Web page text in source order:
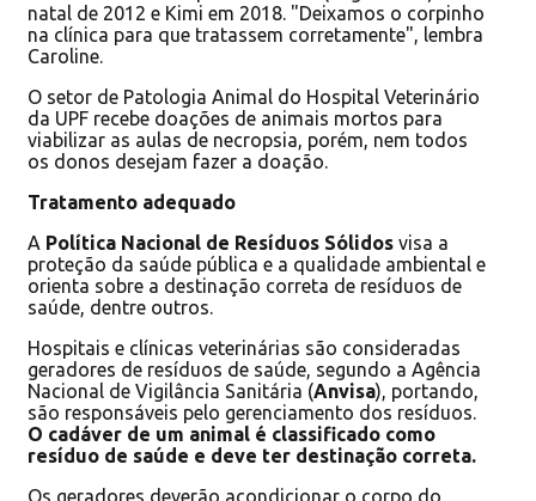
natal de 2012 e Kimi em 2018. "Deixamos o corpinho
na clínica para que tratassem corretamente", lembra
Caroline.
O setor de Patologia Animal do Hospital Veterinário
da UPF recebe doações de animais mortos para
viabilizar as aulas de necropsia, porém, nem todos
os donos desejam fazer a doação.
Tratamento adequado
A Política Nacional de Resíduos Sólidos visa a
proteção da saúde pública e a qualidade ambiental e
orienta sobre a destinação correta de resíduos de
saúde, dentre outros.
Hospitais e clínicas veterinárias são consideradas
geradores de resíduos de saúde, segundo a Agência
Nacional de Vigilância Sanitária (Anvisa), portando,
são responsáveis pelo gerenciamento dos resíduos.
O cadáver de um animal é classificado como
resíduo de saúde e deve ter destinação correta.
Os geradores deverão acondicionar o corpo do